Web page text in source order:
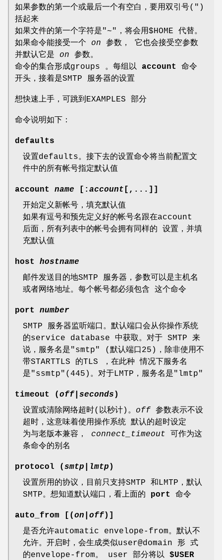
如果参数的第一个或最后一个有空白，要用双引号(")
括起来
如果文件的第一个字符是"~"，将会用$HOME 代替。
如果命令能接受一个 on 参数， 它也会接受空参数
并默认它是 on 参数。
命令的集合形成groups 。每组以 account
命令
开头，接着是SMTP 服务器的设置
想快速上手，可跳到EXAMPLES 部分
命令说明如下：
defaults
设置defaults。接下去的设置命令将当前配置文
件中的所有帐号指定默认值
account name [: account [,...]]
开始定义新帐号，填充默认值
如果有逗号和预先定义好的帐号名跟在account
后面，所有列表中的帐号会拥有同样的 设置，并填
充默认值
host hostname
邮件发送目的地SMTP 服务器，参数可以是主机名
或者网络地址。每个帐号都必须包含 这个命令
port number
SMTP 服务器监听端口。默认端口会从你操作系统
的service database 中获取。对于 SMTP 来
说，服务名是"smtp" (默认端口25)，除非使用不
带STARTTLS 的TLS ，在此种 情况下服务名
是"ssmtp"(445)。对于LMTP，服务名是"lmtp"
timeout (off seconds )
设置或清除网络超时(以秒计)。 off 参数表示不设
超时，这意味着使用操作系统 默认的超时设定
为与老版本兼容， connect_timeout 可作为这
条命令的别名
protocol (smtp lmtp )
设置所用的协议，目前只支持SMTP 和LMTP，默认
SMTP。想知道默认端口，看上面的 port 命令
auto_from [(on off)]
是否允许automatic envelope-from。默认不
允许。开启时，会生成类似user@domain 形 式
的envelope-from。 user 部分将以 $USER